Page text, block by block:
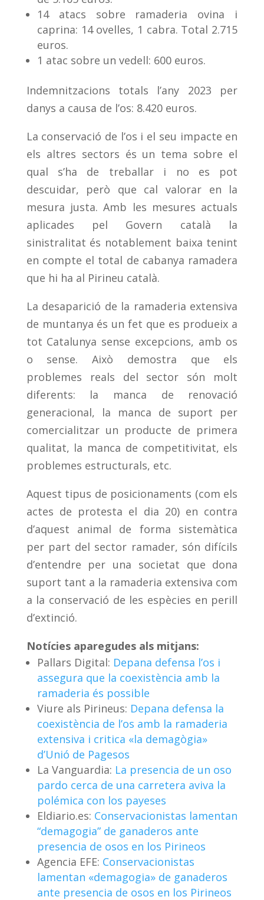
14 atacs sobre ramaderia ovina i
caprina: 14 ovelles, 1 cabra. Total 2.715
euros.
1 atac sobre un vedell: 600 euros.
Indemnitzacions totals l’any 2023 per
danys a causa de l’os: 8.420 euros.
La conservació de l’os i el seu impacte en
els altres sectors és un tema sobre el
qual s’ha de treballar i no es pot
descuidar, però que cal valorar en la
mesura justa. Amb les mesures actuals
aplicades pel Govern català la
sinistralitat és notablement baixa tenint
en compte el total de cabanya ramadera
que hi ha al Pirineu català.
La desaparició de la ramaderia extensiva
de muntanya és un fet que es produeix a
tot Catalunya sense excepcions, amb os
o sense. Això demostra que els
problemes reals del sector són molt
diferents: la manca de renovació
generacional, la manca de suport per
comercialitzar un producte de primera
qualitat, la manca de competitivitat, els
problemes estructurals, etc.
Aquest tipus de posicionaments (com els
actes de protesta el dia 20) en contra
d’aquest animal de forma sistemàtica
per part del sector ramader, són difícils
d’entendre per una societat que dona
suport tant a la ramaderia extensiva com
a la conservació de les espècies en perill
d’extinció.
Notícies aparegudes als mitjans:
Pallars Digital: Depana defensa l’os i
assegura que la coexistència amb la
ramaderia és possible
Viure als Pirineus: Depana defensa la
coexistència de l’os amb la ramaderia
extensiva i critica «la demagògia»
d’Unió de Pagesos
La Vanguardia: La presencia de un oso
pardo cerca de una carretera aviva la
polémica con los payeses
Eldiario.es: Conservacionistas lamentan
“demagogia” de ganaderos ante
presencia de osos en los Pirineos
Agencia EFE: Conservacionistas
lamentan «demagogia» de ganaderos
ante presencia de osos en los Pirineos